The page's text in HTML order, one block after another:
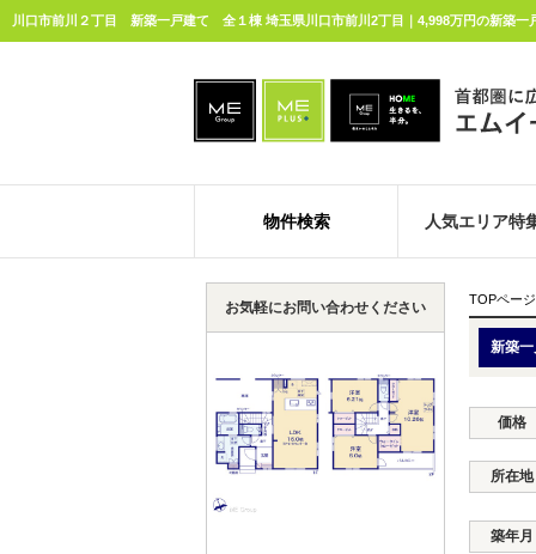
川口市前川２丁目 新築一戸建て 全１棟 埼玉県川口市前川2丁目｜4,998万円の新築一
物件検索 人気エリア特
TOPページ
新築
価格
所在地
築年月
お気軽にお問い合わせください